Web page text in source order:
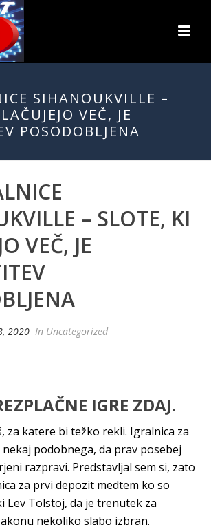
SIHANOUKVILLE –
VEČ, JE
POSODOBLJENA
– SLOTE, KI
VEČ, JE
2020 In Uncategorized
IGRE ZDAJ.
za katere bi težko rekli. Igralnica za
podobnega, da prav posebej
razpravi. Predstavljal sem si, zato
za prvi depozit medtem ko so
Lev Tolstoj, da je trenutek za
nekoliko slabo izbran.